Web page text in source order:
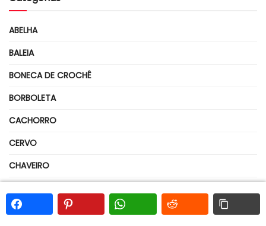
ABELHA
BALEIA
BONECA DE CROCHÊ
BORBOLETA
CACHORRO
CERVO
CHAVEIRO
COALA